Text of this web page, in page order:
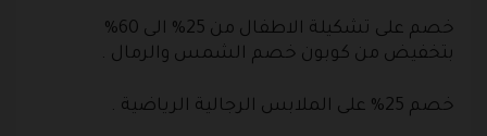
خصم على تشكيلة الاطفال من 25% الى 60%
بتخفيض من كوبون خصم الشمس والرمال .
خصم 25% على الملابس الرجالية الرياضية .